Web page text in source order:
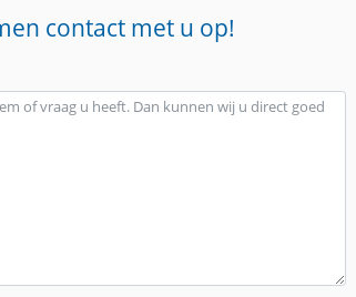
contact met u op!